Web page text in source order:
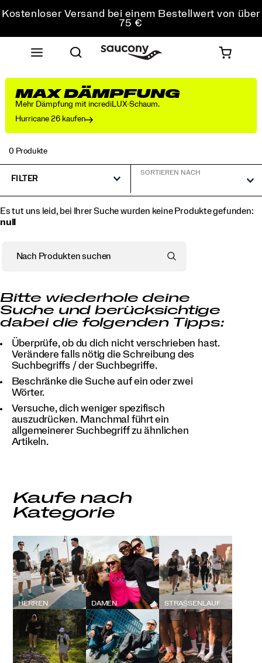
Kostenloser Versand bei einem Bestellwert von über
75 €
Kostenfreie Retouren bei allen Bestellungen
Sichere dir 10 % Rabatt auf deine erste Bestellung
MAX DÄMPFUNG
Mehr Dämpfung mit incrediLUX-Schaum.
Hurricane 26 kaufen
0 Produkte
FILTER
SORTIEREN NACH
Es tut uns leid, bei Ihrer Suche wurden keine Produkte gefunden:
null
Bitte wiederhole deine
Suche und berücksichtige
dabei die folgenden Tipps:
Überprüfe, ob du dich nicht verschrieben hast.
Verändere falls nötig die Schreibung des
Suchbegriffs / der Suchbegriffe.
Beschränke die Suche auf ein oder zwei
Wörter.
Versuche, dich weniger spezifisch
auszudrücken. Manchmal führt ein
allgemeinerer Suchbegriff zu ähnlichen
Artikeln.
Kaufe nach
Kategorie
HERREN DAMEN STRASSENLAUF